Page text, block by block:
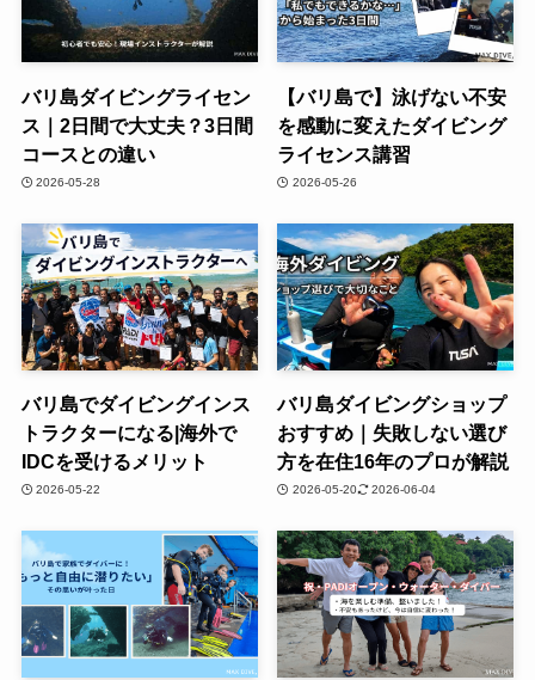
バリ島ダイビングライセン
ス｜2日間で大丈夫？3日間
コースとの違い
2026-05-28
【バリ島で】泳げない不安
を感動に変えたダイビング
ライセンス講習
2026-05-26
バリ島でダイビングインス
トラクターになる|海外で
IDCを受けるメリット
2026-05-22
バリ島ダイビングショップ
おすすめ｜失敗しない選び
方を在住16年のプロが解説
2026-05-20 2026-06-04